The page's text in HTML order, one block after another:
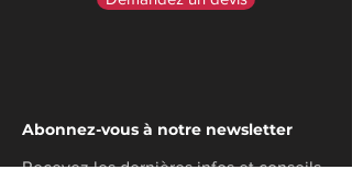
Abonnez-vous à notre newsletter
Recevez les dernières infos et conseils